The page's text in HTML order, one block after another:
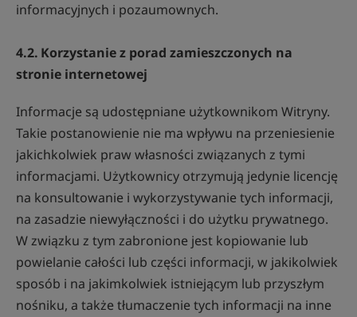
informacyjnych i pozaumownych.
4.2. Korzystanie z porad zamieszczonych na
stronie internetowej
Informacje są udostępniane użytkownikom Witryny.
Takie postanowienie nie ma wpływu na przeniesienie
jakichkolwiek praw własności związanych z tymi
informacjami. Użytkownicy otrzymują jedynie licencję
na konsultowanie i wykorzystywanie tych informacji,
na zasadzie niewyłączności i do użytku prywatnego.
W związku z tym zabronione jest kopiowanie lub
powielanie całości lub części informacji, w jakikolwiek
sposób i na jakimkolwiek istniejącym lub przyszłym
nośniku, a także tłumaczenie tych informacji na inne